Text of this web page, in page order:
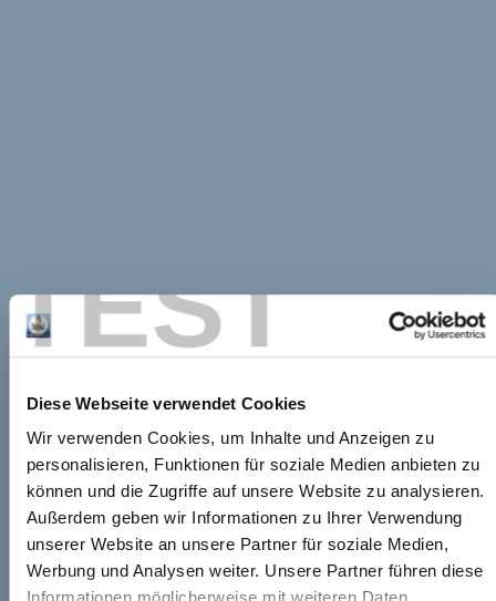
TEST
Diese Webseite verwendet Cookies
Wir verwenden Cookies, um Inhalte und Anzeigen zu
personalisieren, Funktionen für soziale Medien anbieten zu
können und die Zugriffe auf unsere Website zu analysieren.
Außerdem geben wir Informationen zu Ihrer Verwendung
unserer Website an unsere Partner für soziale Medien,
Werbung und Analysen weiter. Unsere Partner führen diese